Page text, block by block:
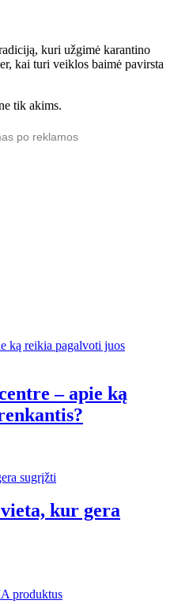
kuri užgimė karantino
kai turi veiklos baimė pavirsta
tik akims.
po reklamos
– apie ką
kur gera